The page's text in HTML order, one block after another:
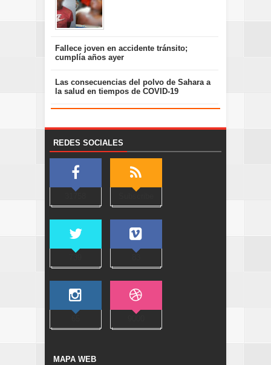
Fallece joven en accidente tránsito;
cumplía años ayer
Las consecuencias del polvo de Sahara a
la salud en tiempos de COVID-19
REDES SOCIALES
MAPA WEB